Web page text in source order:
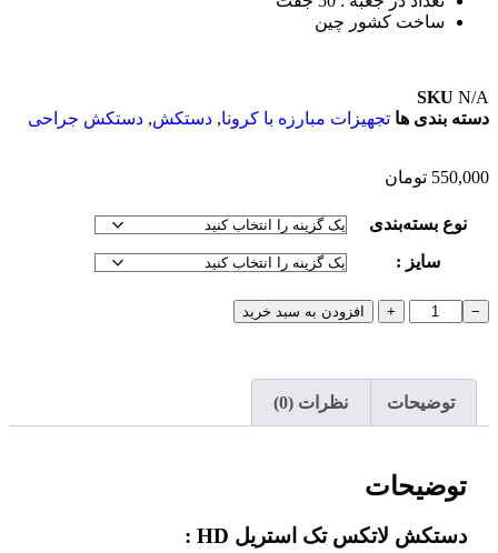
ساخت کشور چین
SKU N/A
دسته بندی ها تجهیزات مبارزه با کرونا, دستکش, دستکش جراحی
550,000 تومان
نوع بسته‌بندی
سایز :
−
+ افزودن به سبد خرید
توضیحات نظرات (0)
توضیحات
دستکش لاتکس تک استریل HD :